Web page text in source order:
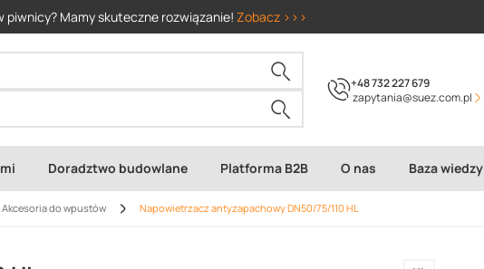
piwnicy? Mamy skuteczne rozwiązanie! Zobacz >>>
+48 732 227 679
zapytania@suez.com.pl
Doradztwo budowlane Platforma B2B O nas Baza wiedzy
Akcesoria do wpustów Napowietrzacz antyzapachowy DN50/75/110 HL